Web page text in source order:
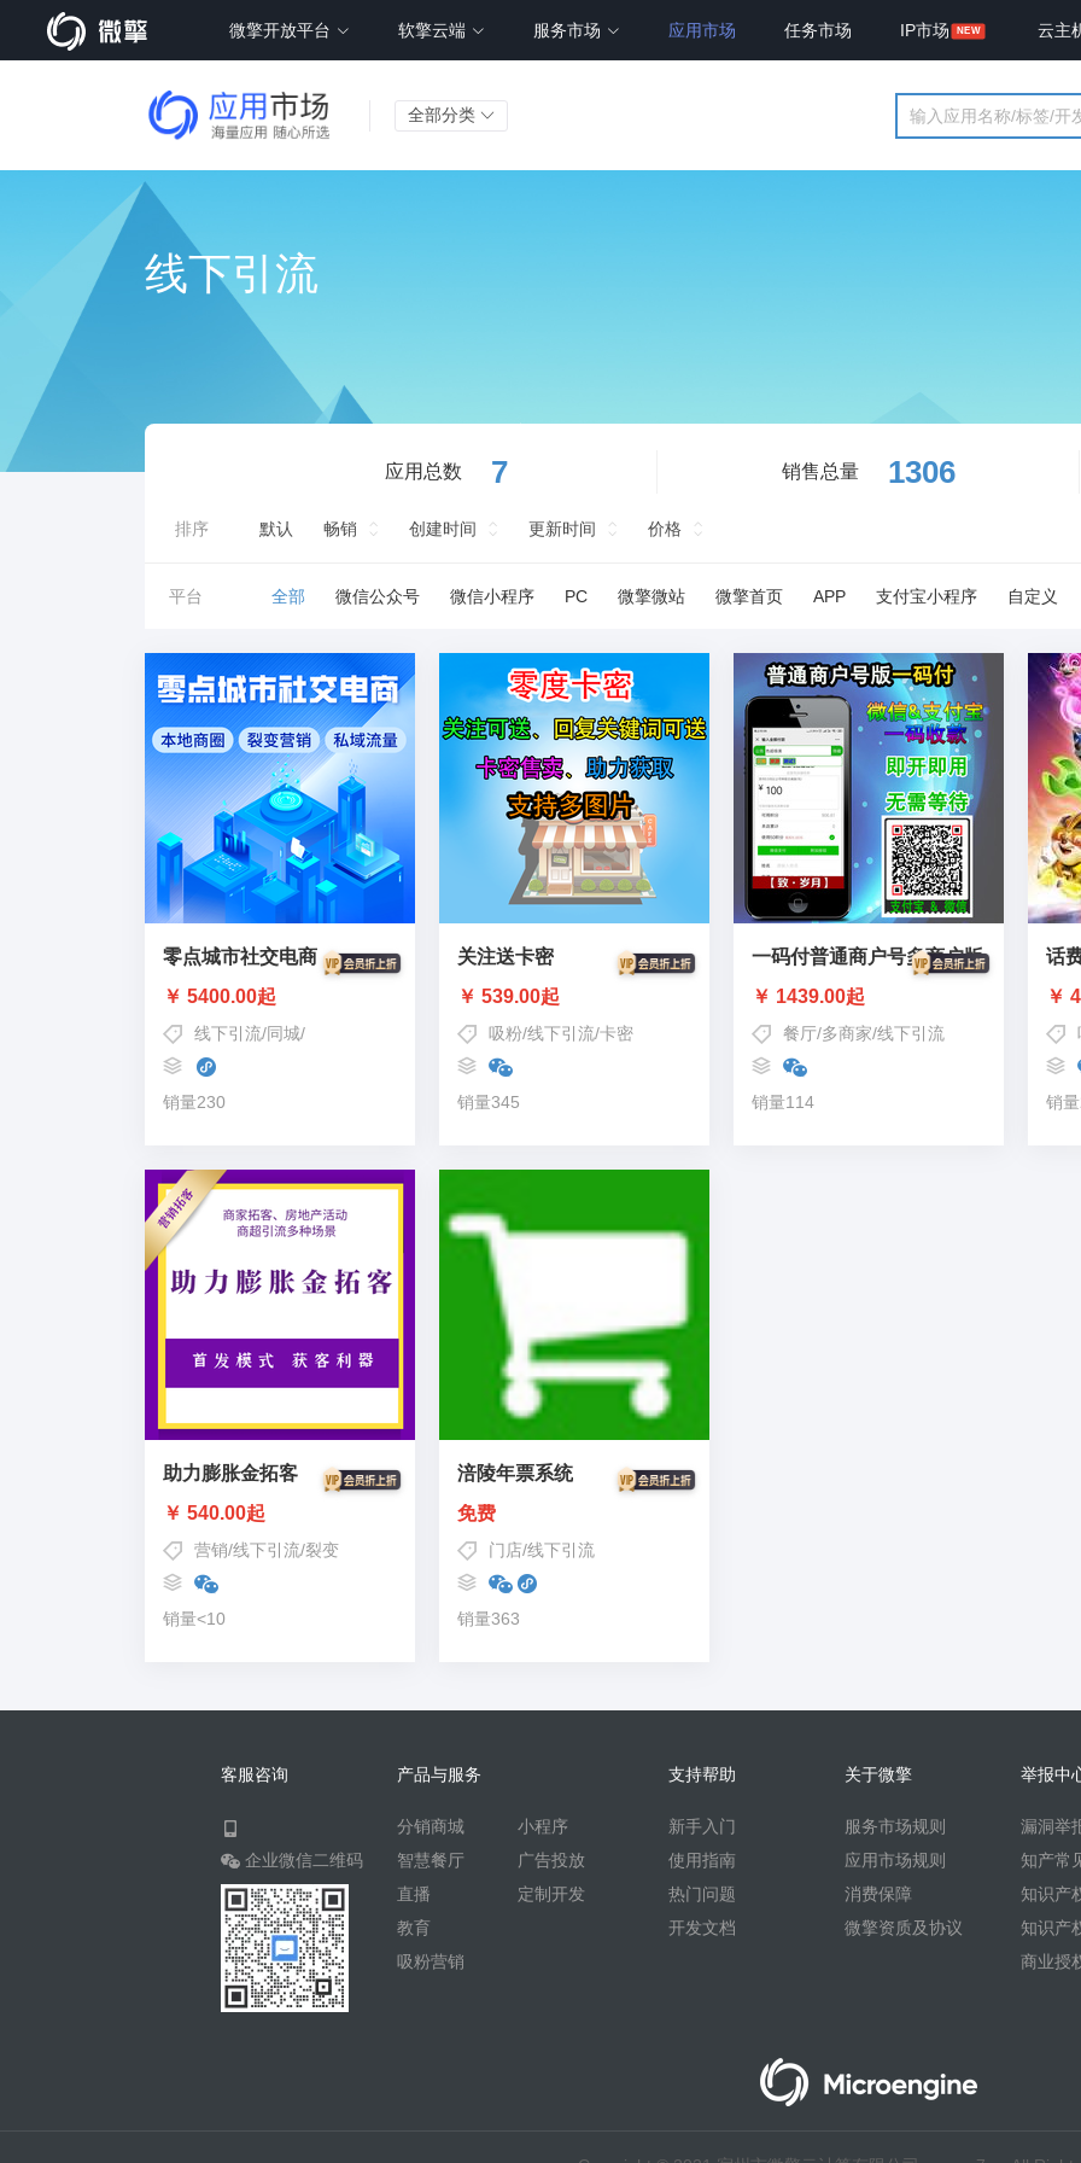
微擎开放平台 软擎云端 服务市场 应用市场 任务市场 IP市场 云主
全部分类
线下引流
应用总数 7 销售总量 1306
排序 默认 畅销 创建时间 更新时间 价格
平台 全部 微信公众号 微信小程序 PC 微擎微站 微擎首页 APP 支付宝小程序 自定义
零点城市社交电商
￥ 5400.00起
线下引流/同城/
销量230
关注送卡密
￥ 539.00起
吸粉/线下引流/卡密
销量345
一码付普通商户号多商户版
￥ 1439.00起
餐厅/多商家/线下引流
销量114
话
￥
销
助力膨胀金拓客
￥ 540.00起
营销/线下引流/裂变
销量<10
涪陵年票系统
免费
门店/线下引流
销量363
客服咨询
企业微信二维码
产品与服务
分销商城
智慧餐厅
直播
教育
吸粉营销
小程序
广告投放
定制开发
支持帮助
新手入门
使用指南
热门问题
开发文档
关于微擎
服务市场规则
应用市场规则
消费保障
微擎资质及协议
举报中
漏洞举
知产常
知识产
知识产
商业授